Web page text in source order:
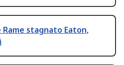
stagnato Eaton,